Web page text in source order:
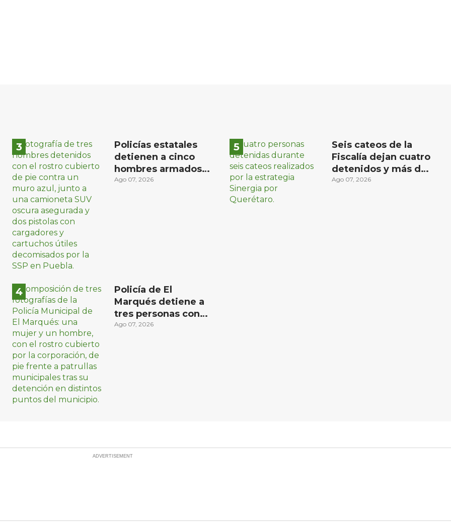
Policías estatales
detienen a cinco
hombres armados
en Puebla capital
Ago 07, 2026
Policía de El
Marqués detiene a
tres personas con
distintos narcóticos
Ago 07, 2026
Seis cateos de la
Fiscalía dejan cuatro
detenidos y más de
mil dosis
Ago 07, 2026